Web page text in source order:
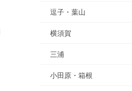
逗子・葉山
横須賀
三浦
小田原・箱根